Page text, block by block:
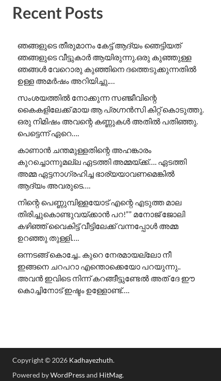
Recent Posts
ഞങ്ങളുടെ തീരുമാനം കേട്ട് ആദ്യം ഞെട്ടിയത്
ഞങ്ങളുടെ വീട്ടുകാർ ആയിരുന്നു.ഒരു കുഞ്ഞുള്ള
ഞങ്ങൾ വേറൊരു കുഞ്ഞിനെ ദത്തെടുക്കുന്നതിൽ
ഉള്ള അമർഷം അറിയിച്ചു.…
സംശയത്തിൽ നോക്കുന്ന സഞ്ജീവിന്റെ
കൈകളിലേക്ക് മായ ആ പ്രഗ്നൻസി കിറ്റ് കൊടുത്തു.
ഒരു നിമിഷം അവന്റെ കണ്ണുകൾ അതിൽ പതിഞ്ഞു.
പെട്ടെന്ന് ഏറെ….
കാണാൻ ചന്തമുള്ളതിന്റെ അഹങ്കാരം
കുറച്ചൊന്നുമല്ല ഏടത്തി അമ്മയ്ക്ക്…. ഏടത്തി
അമ്മ ഏട്ടനാഗ്രഹിച്ച ഭാര്യയാവണമെങ്കിൽ
ആദ്യം അവരുടെ….
നിന്റെ പെണ്ണുമ്പിള്ളയോട് എന്റെ എടുത്ത മാല
തിരിച്ചുകൊണ്ടുവയ്ക്കാൻ പറ!”” ​മനോജ് ജോലി
കഴിഞ്ഞ് വൈകിട്ട് വീട്ടിലേക്ക് വന്നപ്പോൾ അമ്മ
ഉറഞ്ഞു തുള്ളി….
ഒന്നടങ്ങ് കൊച്ചേ.. കുറെ നേരമായല്ലോ നീ
ഇങ്ങനെ ചറപറാ എന്തൊക്കെയോ പറയുന്നു..
അവൻ ഇവിടെ നിന്ന് കറങ്ങീട്ടുണ്ടേൽ അത് ദേ ഈ
കൊച്ചിനോട് ഇഷ്ടം ഉള്ളോണ്ട്….
Copyright © 2026 Kadhayezhuth.
Powered byWordPressand HitMag.